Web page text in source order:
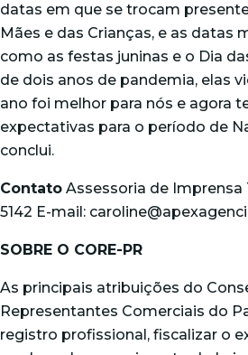
datas em que se trocam
Mães e das Crianças, e as datas
como as festas juninas e o Dia
de dois anos de pandemia, elas
ano foi melhor para nós e agora
expectativas para o período de
conclui.
Contato Assessoria de Imprensa
5142 E-mail:
SOBRE O CORE-PR
As principais atribuições do
Representantes Comerciais do
registro profissional, fiscalizar o